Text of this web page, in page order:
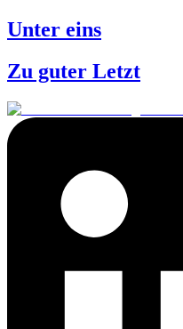
Unter eins
Zu guter Letzt